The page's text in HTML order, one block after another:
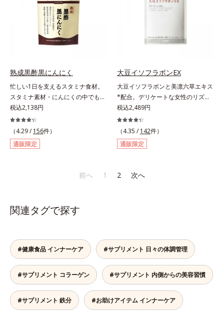
に働いて、内側からの立ち直りをし
っかりサポートします。お酒や脂っ
こい食事をした翌日の体調を整えた
い方におすすめのサプリメントで
す。＊オルビス調べ
気になる不快感に直接アプローチし
開けるのがコワイ」「ティッシュと
マスクが手放せない」「買い物に行
スメです。
熟成黒酢黒にんにく
忙しい1日を支えるスタミナ食材。
スタミナ素材・にんにくの中でも良
質で知られる青森県産の「福地ホワ
イト六片」を発酵・熟成させること
で、生にんにく時よりポリフェノー
ルやアミノ酸量をぐんとパワーアッ
プさせました。さらに、へとへと対
豊富）と黒酢の副産物“もろみ”（ビ
タミン類を贅沢に含む）の2つを配
じ込め、ローズマリー抽出物を配合
税込2,138円
（4.29 / 156件）
通販限定
大豆イソフラボンEX
大豆イソフラボンと美凛六草エキス
*配合。デリケートな女性のリズム
とバランスをサポート！。女性のカ
ラダは自分で思うよりもずっとデリ
ケート。不安定になりがちな女性の
身体の働きを助け、健康バランスを
サポートするサプリメントです。1
芽から抽出したイソフラボン
40mg（アグリコン換算25mg）と
とは、花茶の代表的な原料、メイク
イファをはじめ、ポリフェノールを
含むローズマリーなど古来より伝わ
る6種の植物エキスをぎゅっと凝縮
したオリジナルブレンドのエキスで
す。＊美凛六草（メイリンロクソ
ウ）エキスとは、メイクイファ、ベ
税込2,489円
（4.35 / 142件）
通販限定
前へ 1 2 次へ
関連タグで探す
#健康食品 インナーケア #サプリメント 日々の体調管理
#サプリメント コラーゲン #サプリメント 内側からの美容習慣
#サプリメント 鉄分 #お助けアイテム インナーケア